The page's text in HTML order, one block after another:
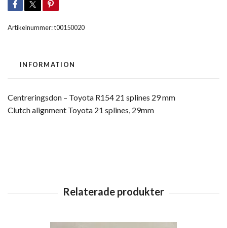
Artikelnummer:t00150020
INFORMATION
Centreringsdon – Toyota R154 21 splines 29 mm
Clutch alignment Toyota 21 splines, 29mm